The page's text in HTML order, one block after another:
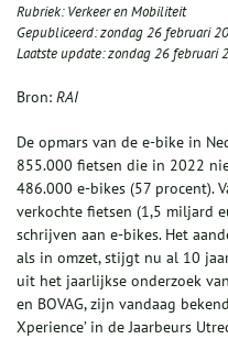
Rubriek:Verkeer en Mobiliteit
Gepubliceerd:zondag 26 februari
Laatste update:zondag 26 februari
Bron: RAI
De opmars van de e-bike in
855.000 fietsen die in 2022
486.000 e-bikes (57 procent).
verkochte fietsen (1,5 miljard
schrijven aan e-bikes. Het
als in omzet, stijgt nu al 10
uit het jaarlijkse onderzoek
en BOVAG, zijn vandaag
Xperience’ in de Jaarbeurs